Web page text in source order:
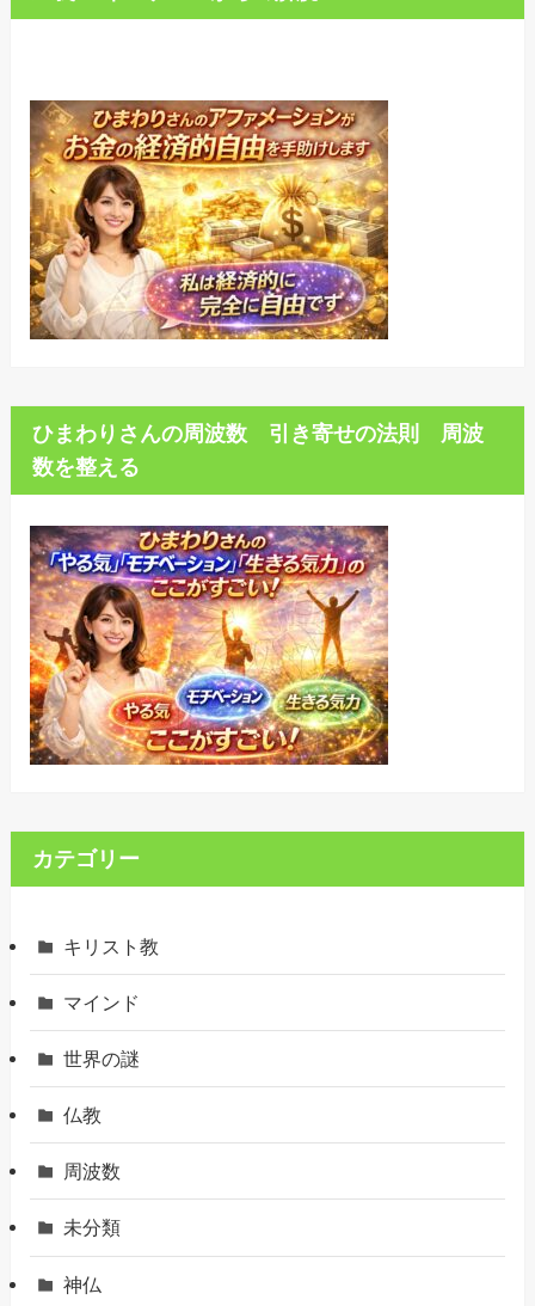
ひまわりさんの周波数 引き寄せの法則 周波
数を整える
カテゴリー
キリスト教
マインド
世界の謎
仏教
周波数
未分類
神仏